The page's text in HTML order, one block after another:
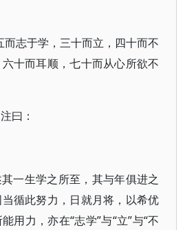
而志于学，三十而立，四十而不
十而耳顺，七十而从心所欲不
曰：
一生学之所至，其与年俱进之
循此努力，日就月将，以希优
用力，亦在“志学”与“立”与“不